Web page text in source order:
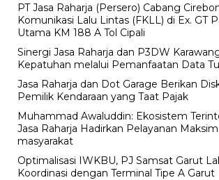
PT Jasa Raharja (Persero) Cabang
Komunikasi Lalu Lintas (FKLL) di Ex. GT
Utama KM 188 A Tol Cipali
Sinergi Jasa Raharja dan P3DW
Kepatuhan melalui Pemanfaatan Data
Jasa Raharja dan Dot Garage Berikan
Pemilik Kendaraan yang Taat Pajak
Muhammad Awaluddin: Ekosistem
Jasa Raharja Hadirkan Pelayanan
masyarakat
Optimalisasi IWKBU, PJ Samsat Garut
Koordinasi dengan Terminal Tipe A Garut